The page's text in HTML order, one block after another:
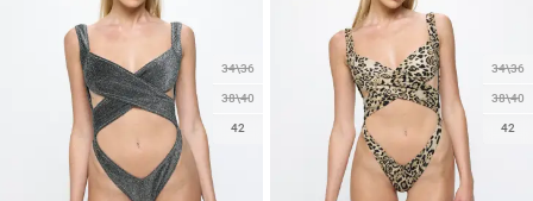
34\36
38\40
42
34\36
38\40
42